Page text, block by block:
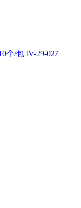
个/包 IV-29-027